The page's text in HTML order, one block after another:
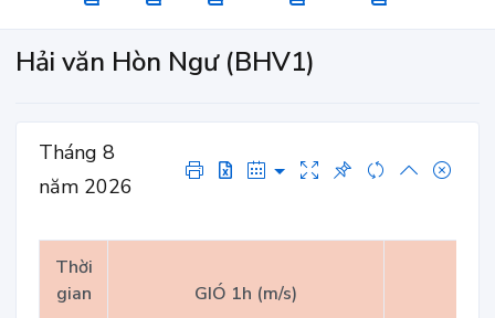
Hải văn Hòn Ngư (BHV1)
Tháng 8
năm 2026
Thời
gian
GIÓ 1h (m/s)